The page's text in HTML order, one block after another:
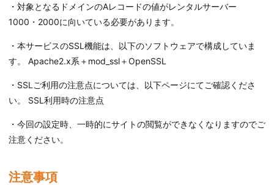
・対象となるドメインのAレコードの値がレンタルサーバー
1000・2000に向いている必要があります。
・本サービスのSSL機能は、以下のソフトウェアで構成していま
す。 Apache2.x系＋mod_ssl＋OpenSSL
・SSLご利用の注意点については、以下ページにてご確認くださ
い。 SSL利用時の注意点
・今回の設定時、一時的にサイトの閲覧ができなくなりますのでご
注意ください。
注意事項